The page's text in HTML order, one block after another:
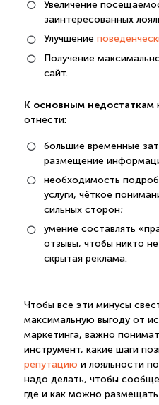
Увеличение
заинтересованных
Улучшение
Получение
сайт.
К основным недостаткам
отнести:
большие временные
размещение
необходимость
услуги, чёткое
сильных сторон;
умение составлять
отзывы, чтобы никто
скрытая реклама.
Чтобы все эти минусы
максимальную выгоду от
маркетинга, важно
инструмент, какие шаги
репутацию и лояльности
надо делать, чтобы
где и как можно размещать